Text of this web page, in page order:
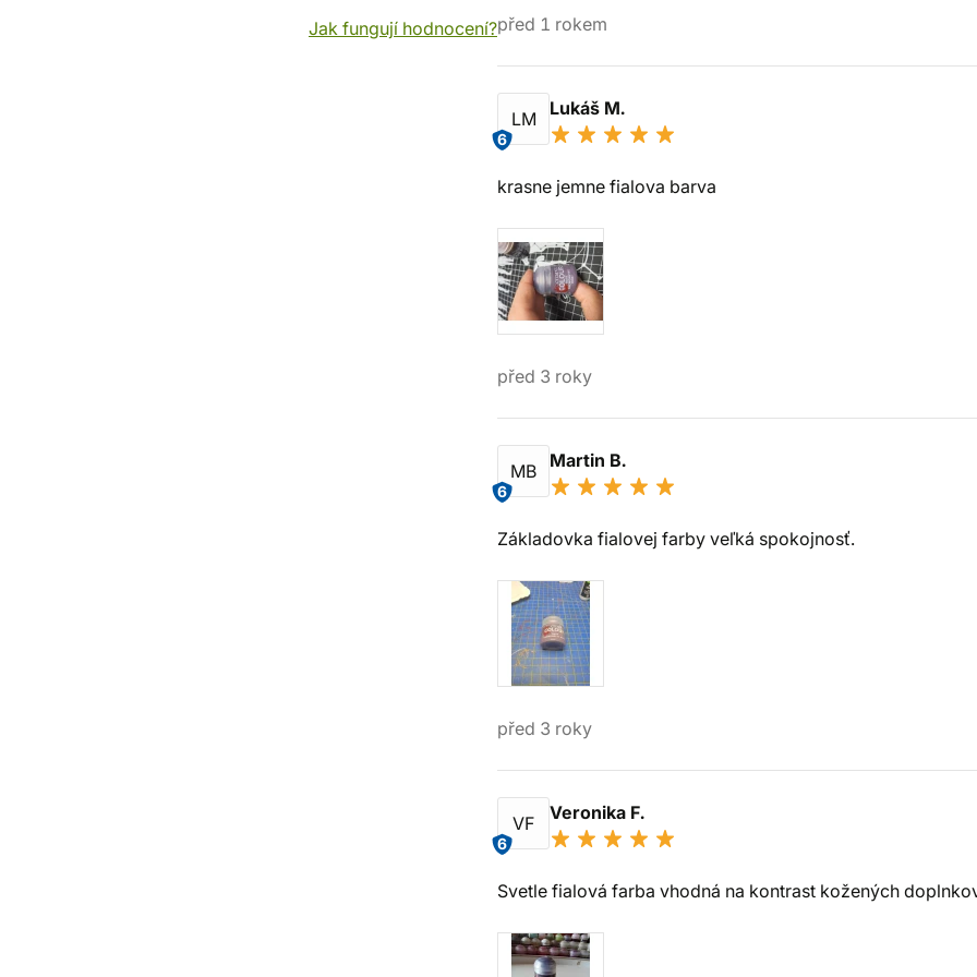
Jak fungují hodnocení?před 1 rokem
LM
6
Lukáš M.
krasne jemne fialova barva
před 3 roky
MB
6
Martin B.
Základovka fialovej farby veľká spokojnosť.
před 3 roky
VF
6
Veronika F.
Svetle fialová farba vhodná na kontrast kožených